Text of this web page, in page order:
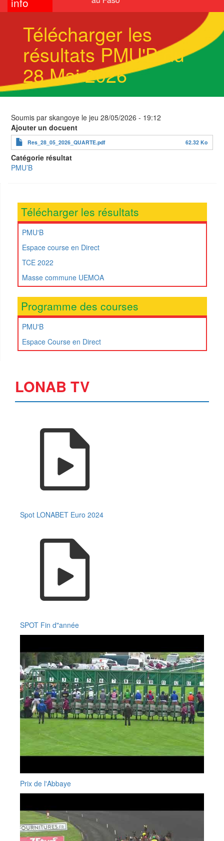
Télécharger les
résultats PMU'B du
28 Mai 2026
Soumis par skangoye le jeu 28/05/2026 - 19:12
Ajouter un docuent
Res_28_05_2026_QUARTE.pdf 62.32 Ko
Catégorie résultat
PMU’B
Télécharger les résultats
PMU'B
Espace course en Direct
TCE 2022
Masse commune UEMOA
Programme des courses
PMU'B
Espace Course en Direct
LONAB TV
Spot LONABET Euro 2024
SPOT Fin d"année
Prix de l'Abbaye